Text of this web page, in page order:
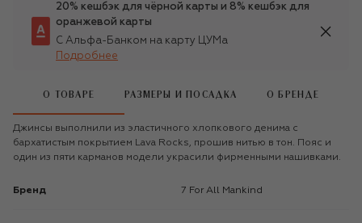
20% кешбэк для чёрной карты и 8% кешбэк для
оранжевой карты
С Альфа-Банком на карту ЦУМа
Подробнее
О ТОВАРЕ РАЗМЕРЫ И ПОСАДКА О БРЕНДЕ
Джинсы выполнили из эластичного хлопкового денима с
бархатистым покрытием Lava Rocks, прошив нитью в тон. Пояс и
один из пяти карманов модели украсили фирменными нашивками.
Бренд 7 For All Mankind